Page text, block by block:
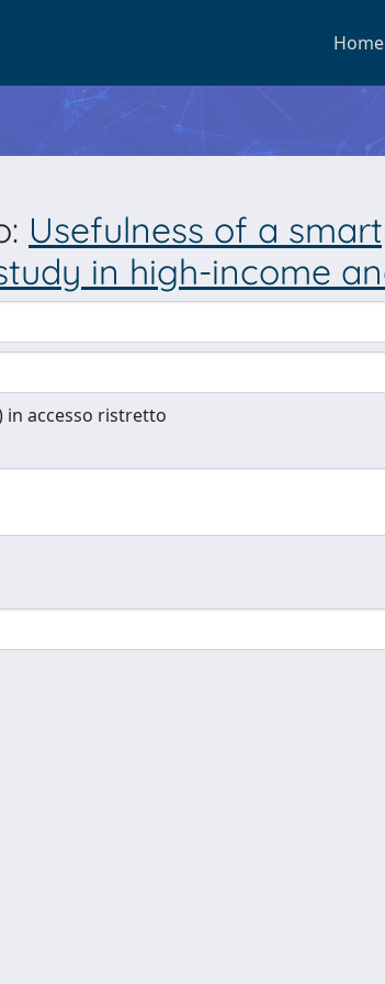
Home
Usefulness of a
in high-income
accesso ristretto